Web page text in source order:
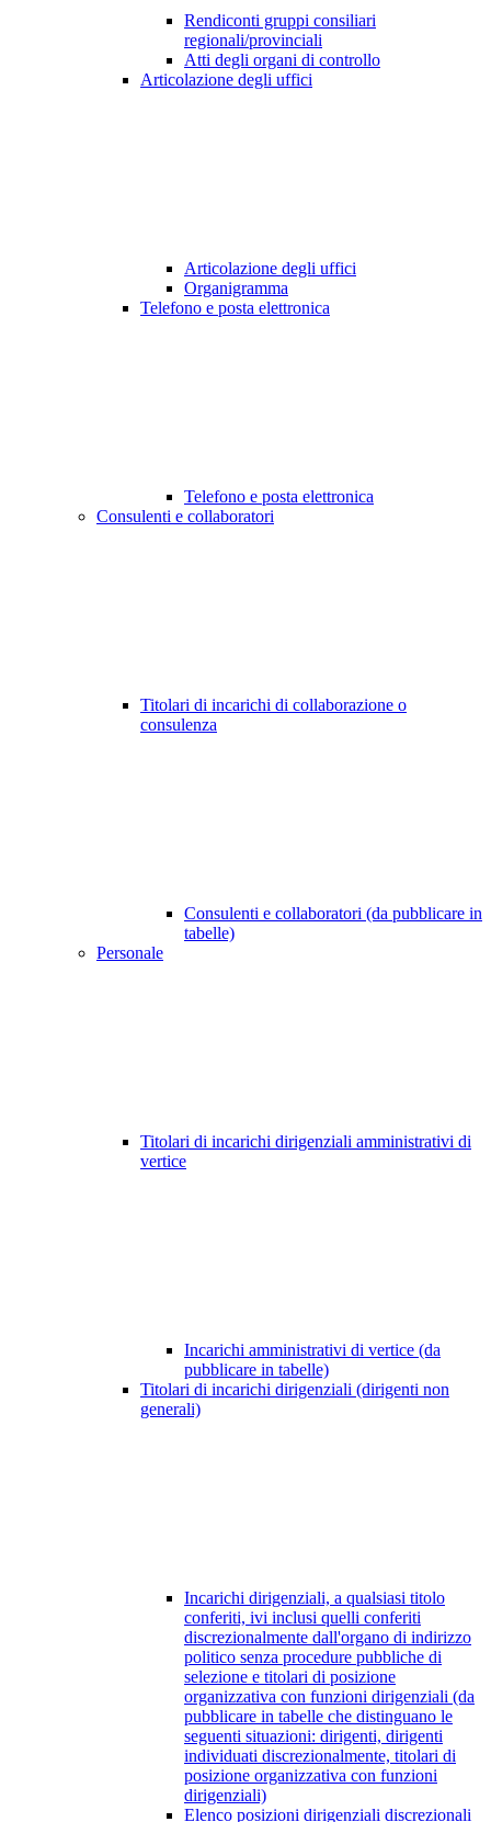
Rendiconti gruppi consiliari
regionali/provinciali
Atti degli organi di controllo
Articolazione degli uffici
Articolazione degli uffici
Organigramma
Telefono e posta elettronica
Telefono e posta elettronica
Consulenti e collaboratori
Titolari di incarichi di collaborazione o
consulenza
Consulenti e collaboratori (da pubblicare in
tabelle)
Personale
Titolari di incarichi dirigenziali amministrativi di
vertice
Incarichi amministrativi di vertice (da
pubblicare in tabelle)
Titolari di incarichi dirigenziali (dirigenti non
generali)
Incarichi dirigenziali, a qualsiasi titolo
conferiti, ivi inclusi quelli conferiti
discrezionalmente dall'organo di indirizzo
politico senza procedure pubbliche di
selezione e titolari di posizione
organizzativa con funzioni dirigenziali (da
pubblicare in tabelle che distinguano le
seguenti situazioni: dirigenti, dirigenti
individuati discrezionalmente, titolari di
posizione organizzativa con funzioni
dirigenziali)
Elenco posizioni dirigenziali discrezionali